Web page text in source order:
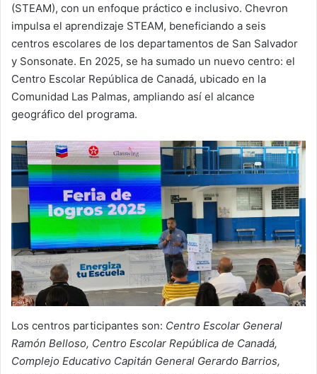
(STEAM), con un enfoque práctico e inclusivo. Chevron
impulsa el aprendizaje STEAM, beneficiando a seis
centros escolares de los departamentos de San Salvador
y Sonsonate. En 2025, se ha sumado un nuevo centro: el
Centro Escolar República de Canadá, ubicado en la
Comunidad Las Palmas, ampliando así el alcance
geográfico del programa.
Los centros participantes son: Centro Escolar General
Ramón Belloso, Centro Escolar República de Canadá,
Complejo Educativo Capitán General Gerardo Barrios,